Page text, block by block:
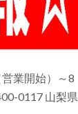
業開始）～8
0117 山梨県